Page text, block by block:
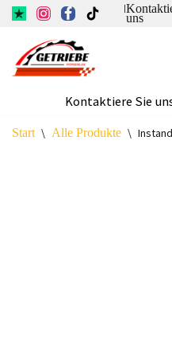
Inhalt
springen
|
uns
Kontaktiere Sie
Start \ Alle Produkte \